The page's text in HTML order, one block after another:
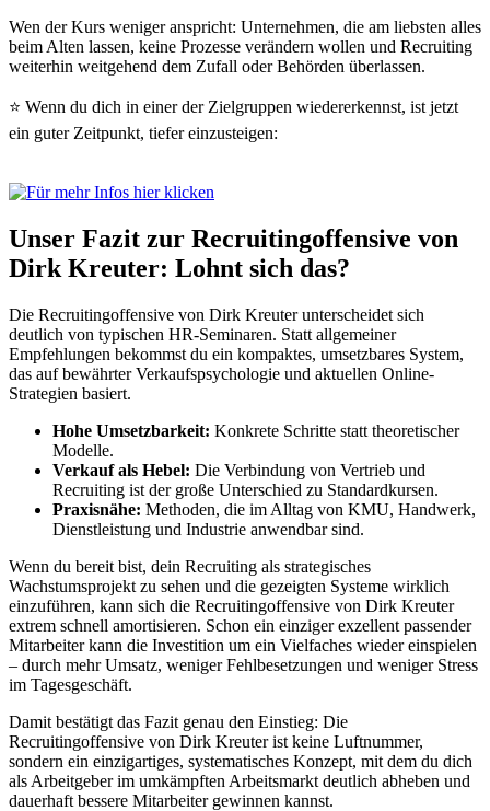
Wen der Kurs weniger anspricht: Unternehmen, die am liebsten alles
beim Alten lassen, keine Prozesse verändern wollen und Recruiting
weiterhin weitgehend dem Zufall oder Behörden überlassen.
⭐ Wenn du dich in einer der Zielgruppen wiedererkennst, ist jetzt
ein guter Zeitpunkt, tiefer einzusteigen:
Unser Fazit zur Recruitingoffensive von
Dirk Kreuter: Lohnt sich das?
Die Recruitingoffensive von Dirk Kreuter unterscheidet sich
deutlich von typischen HR-Seminaren. Statt allgemeiner
Empfehlungen bekommst du ein kompaktes, umsetzbares System,
das auf bewährter Verkaufspsychologie und aktuellen Online-
Strategien basiert.
Hohe Umsetzbarkeit: Konkrete Schritte statt theoretischer
Modelle.
Verkauf als Hebel: Die Verbindung von Vertrieb und
Recruiting ist der große Unterschied zu Standardkursen.
Praxisnähe: Methoden, die im Alltag von KMU, Handwerk,
Dienstleistung und Industrie anwendbar sind.
Wenn du bereit bist, dein Recruiting als strategisches
Wachstumsprojekt zu sehen und die gezeigten Systeme wirklich
einzuführen, kann sich die Recruitingoffensive von Dirk Kreuter
extrem schnell amortisieren. Schon ein einziger exzellent passender
Mitarbeiter kann die Investition um ein Vielfaches wieder einspielen
– durch mehr Umsatz, weniger Fehlbesetzungen und weniger Stress
im Tagesgeschäft.
Damit bestätigt das Fazit genau den Einstieg: Die
Recruitingoffensive von Dirk Kreuter ist keine Luftnummer,
sondern ein einzigartiges, systematisches Konzept, mit dem du dich
als Arbeitgeber im umkämpften Arbeitsmarkt deutlich abheben und
dauerhaft bessere Mitarbeiter gewinnen kannst.